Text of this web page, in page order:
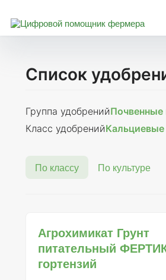
Список
Группа удобренийПочвенные
Класс удобренийКальциевые
По классу По культуре
Агрохимикат Грунт
питательный
гортензий